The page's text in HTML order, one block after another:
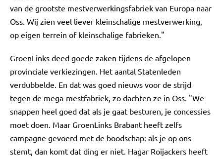
van de grootste mestverwerkingsfabriek van Europa naar
Oss. Wij zien veel liever kleinschalige mestverwerking,
op eigen terrein of kleinschalige fabrieken."
GroenLinks deed goede zaken tijdens de afgelopen
provinciale verkiezingen. Het aantal Statenleden
verdubbelde. En dat was goed nieuws voor de strijd
tegen de mega-mestfabriek, zo dachten ze in Oss. "We
snappen heel goed dat als je gaat besturen, je concessies
moet doen. Maar GroenLinks Brabant heeft zelfs
campagne gevoerd met de boodschap: als je op ons
stemt, dan komt dat ding er niet. Hagar Roijackers heeft